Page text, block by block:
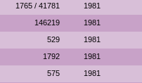
1765 / 41781 1981
146219 1981
529 1981
1792 1981
575 1981